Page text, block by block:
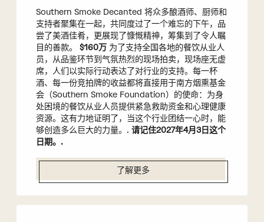
Southern Smoke Decanted 将众多酿酒师、厨师和
支持者聚集在一起，共同度过了一个难忘的下午，品
尝了美酒佳肴，更展现了慷慨精神，筹集到了令人瞩
目的善款。 $160万为了支持全国各地的餐饮从业人
员，从品鉴环节到气氛热烈的现场拍卖，现场座无虚
席，人们以实际行动表达了对行业的支持。每一杯
酒、每一份竞拍牌的收益都将直接用于南方烟熏基金
会（Southern Smoke Foundation）的使命：为身
处困境的餐饮从业人员提供紧急救助资金和心理健康
资源。这有力地证明了，当这个行业团结一心时，能
够创造多么巨大的力量。. 请记住2027年4月3日这个
日期。.
了解更多